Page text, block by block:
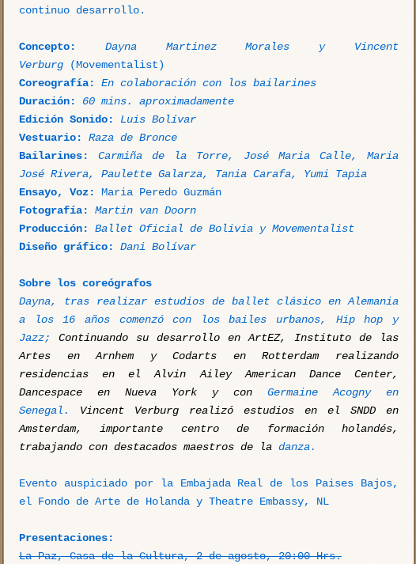
continuo desarrollo.
Concepto:
Dayna Martinez Morales y Vincent
Verburg (Movementalist)
Coreografía:
En colaboración con los bailarines
Duración:
60 mins. aproximadamente
Edición Sonido:
Luis Bolívar
Vestuario:
Raza de Bronce
Bailarines:
Carmiña de la Torre, José Maria Calle, Maria
José Rivera, Paulette Galarza, Tania Carafa, Yumi Tapia
Ensayo, Voz:
Maria Peredo Guzmán
Fotografía:
Martin van Doorn
Producción:
Ballet Oficial de Bolivia y Movementalist
Diseño gráfico: Dani Bolívar
Sobre los coreógrafos
Dayna, tras realizar estudios de ballet clásico en Alemania
a los 16 años comenzó con los bailes urbanos, Hip hop y
Jazz; Continuando su desarrollo en ArtEZ, Instituto de las
Artes en Arnhem y Codarts en Rotterdam realizando
residencias en elAlvin AileyAmerican Dance Center,
Dancespace en Nueva York y con Germaine Acogny en
Senegal.
Vincent Verburg realizó estudios en el SNDD en
Amsterdam, importante centro de formación holandés,
trabajando con destacados maestros de la danza.
Evento auspiciado por la Embajada Real de los Paises Bajos,
el Fondo de Arte de Holanda y Theatre Embassy, NL
Presentaciones:
La Paz, Casa de la Cultura, 2 de agosto, 20:00 Hrs.